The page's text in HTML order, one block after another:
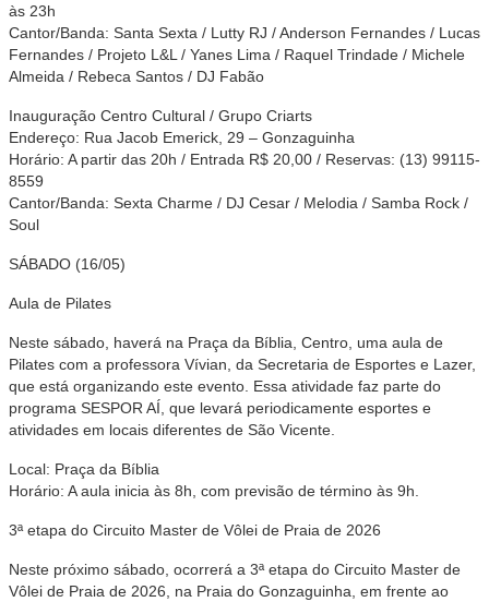
às 23h
Cantor/Banda: Santa Sexta / Lutty RJ / Anderson Fernandes / Lucas
Fernandes / Projeto L&L / Yanes Lima / Raquel Trindade / Michele
Almeida / Rebeca Santos / DJ Fabão
Inauguração Centro Cultural / Grupo Criarts
Endereço: Rua Jacob Emerick, 29 – Gonzaguinha
Horário: A partir das 20h / Entrada R$ 20,00 / Reservas: (13) 99115-
8559
Cantor/Banda: Sexta Charme / DJ Cesar / Melodia / Samba Rock /
Soul
SÁBADO (16/05)
Aula de Pilates
Neste sábado, haverá na Praça da Bíblia, Centro, uma aula de
Pilates com a professora Vívian, da Secretaria de Esportes e Lazer,
que está organizando este evento. Essa atividade faz parte do
programa SESPOR AÍ, que levará periodicamente esportes e
atividades em locais diferentes de São Vicente.
Local: Praça da Bíblia
Horário: A aula inicia às 8h, com previsão de término às 9h.
3ª etapa do Circuito Master de Vôlei de Praia de 2026
Neste próximo sábado, ocorrerá a 3ª etapa do Circuito Master de
Vôlei de Praia de 2026, na Praia do Gonzaguinha, em frente ao